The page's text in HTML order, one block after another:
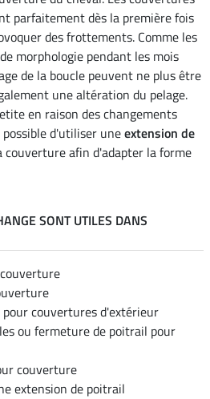
parfaitement dès la première fois
des frottements. Comme les
morphologie pendant les mois
de la boucle peuvent ne plus être
une altération du pelage.
en raison des changements
d'utiliser uneextension de
couverture afin d'adapter la forme
SONT UTILES DANS
pour couvertures d'extérieur
ou fermeture de poitrail pour
couverture
extension de poitrail